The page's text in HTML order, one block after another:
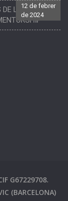
DE LA PRIMERA
12 de febrer
de 2024
G67229708.
(BARCELONA)